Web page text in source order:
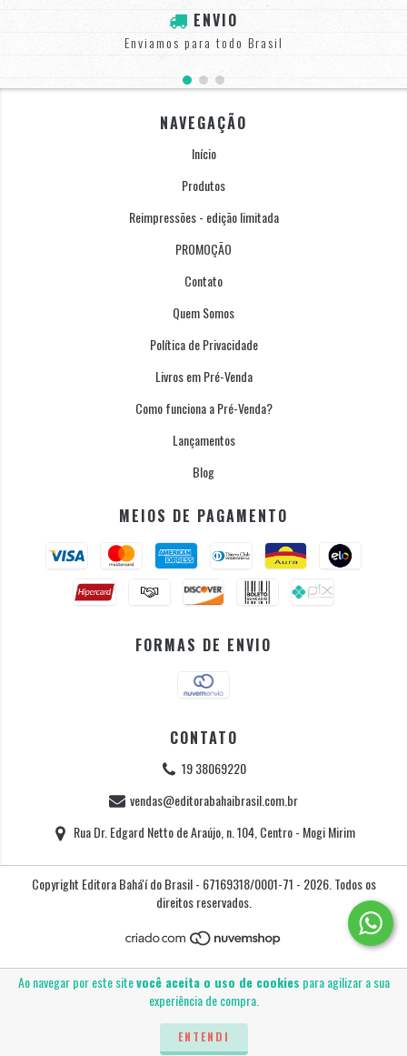
Ao navegar por este sitevocê aceita o uso de cookies para agilizar a sua
experiência de compra.
ENTENDI
ENVIO
Enviamos para todo Brasil
NAVEGAÇÃO
Início
Produtos
Reimpressões - edição limitada
PROMOÇÃO
Contato
Quem Somos
Política de Privacidade
Livros em Pré-Venda
Como funciona a Pré-Venda?
Lançamentos
Blog
MEIOS DE PAGAMENTO
FORMAS DE ENVIO
CONTATO
19 38069220
vendas@editorabahaibrasil.com.br
Rua Dr. Edgard Netto de Araújo, n. 104, Centro - Mogi Mirim
Copyright Editora Bahá'í do Brasil - 67169318/0001-71 - 2026. Todos os
direitos reservados.